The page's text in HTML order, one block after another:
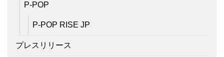
P-POP
P-POP RISE JP
プレスリリース